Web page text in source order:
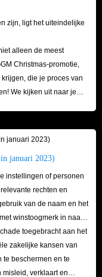
van deze missies kan je
te komen in het
om extra The Quinfall
wereld zullen er altijd
uitdagend, maar de
kapotte containers
altijd onverwachte
gouden munten tot
van je geluk.
verschillende items in
ze achterlaat, worden ze
Kies er daarom voor
niet nodig hebt, wat
zijn, ligt het uiteindelijke
alleen de meest
Christmas-promotie,
die je proces van
We kijken uit naar je
januari 2023)
instellingen of personen
rechten en
van de naam en het
winstoogmerk in naam
toegebracht aan het
zakelijke kansen van
te beschermen en te
verklaart en